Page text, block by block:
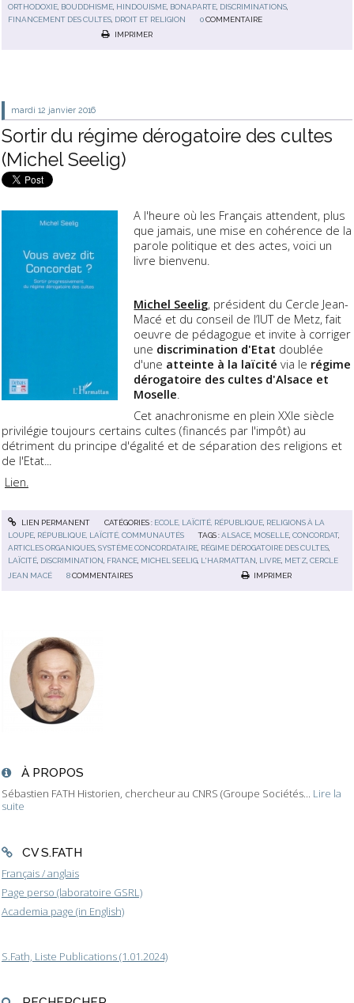
À PROPOS
Sébastien FATH Historien, chercheur au CNRS (Groupe Sociétés... Lire la
suite
CV S.FATH
Français / anglais
Page perso (laboratoire GSRL)
Academia page (in English)
S.Fath, Liste Publications (1.01.2024)
ORTHODOXIE BOUDDHISME HINDOUISME BONAPARTE DISCRIMINATIONS
FINANCEMENT DES CULTES DROIT ET RELIGION 0 COMMENTAIRE
IMPRIMER
mardi 12 janvier 2016
Sortir du régime dérogatoire des cultes
(Michel Seelig)
A l'heure où les Français attendent, plus
que jamais, une mise en cohérence de la
parole politique et des actes, voici un
livre bienvenu.
Michel Seelig, président du Cercle Jean-
Macé et du conseil de l’IUT de Metz, fait
oeuvre de pédagogue et invite à corriger
une discrimination d'Etat doublée
d'une atteinte à la laïcité via le régime
dérogatoire des cultes d'Alsace et
Moselle
Cet anachronisme en plein XXIe siècle
privilégie toujours certains cultes (financés par l'impôt) au
détriment du principe d'égalité et de séparation des religions et
de l'Etat...
Lien.
LIEN PERMANENT CATÉGORIES : ECOLE, LAÏCITÉ, RÉPUBLIQUE, RELIGIONS À LA
LOUPE, RÉPUBLIQUE, LAÏCITÉ, COMMUNAUTÉS TAGS :ALSACE, MOSELLE,CONCORDAT,
ARTICLES ORGANIQUES,SYSTÈME CONCORDATAIRE, RÉGIME DÉROGATOIRE DES CULTES,
LAÏCITÉ, DISCRIMINATION, FRANCE, MICHEL SEELIG, L'HARMATTAN, LIVRE, METZ,CERCLE
JEAN MACÉ
8 COMMENTAIRES IMPRIMER